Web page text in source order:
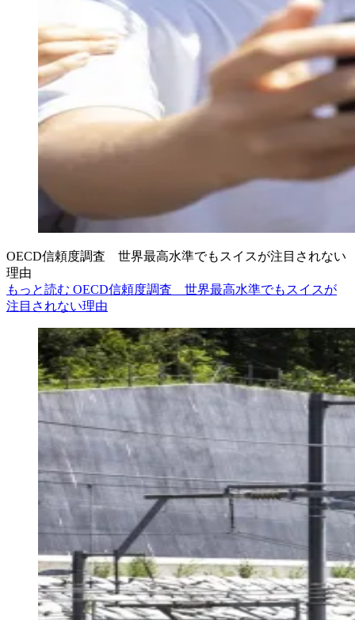
OECD信頼度調査 世界最高水準でもスイスが注目されない
理由
もっと読む OECD信頼度調査 世界最高水準でもスイスが
注目されない理由